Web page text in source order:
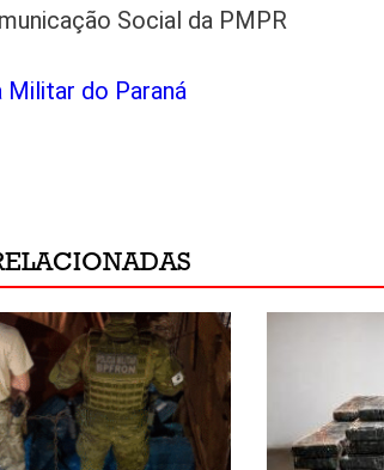
Social da PMPR
Militar do Paraná